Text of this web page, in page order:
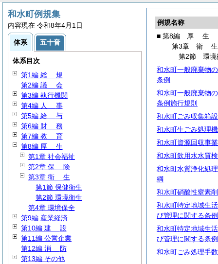
例規名称
■ 第8編 厚 生
第3章 衛生
第2節 環境
和水町一般廃棄物
条例
和水町一般廃棄物
条例施行規則
和水町ごみ収集箱
和水町生ごみ処理
和水町資源回収事
和水町飲用水水質
和水町水質浄化処
綱
和水町硝酸性窒素
和水町特定地域生
び管理に関する条例
和水町特定地域生
び管理に関する条
和水町ごみ処理手
和水町例規集
内容現在 令和8年4月1日
体系 五十音
体系目次
第1編 総 規
第2編 議 会
第3編 執行機関
第4編 人 事
第5編 給 与
第6編 財 務
第7編 教 育
第8編 厚 生
第1章 社会福祉
第2章 保
険
第3章 衛 生
第1節 保健衛生
第2節 環境衛生
第4章 環境保全
第9編 産業経済
第10編 建 設
第11編 公営企業
第12編 消 防
第13編 その他